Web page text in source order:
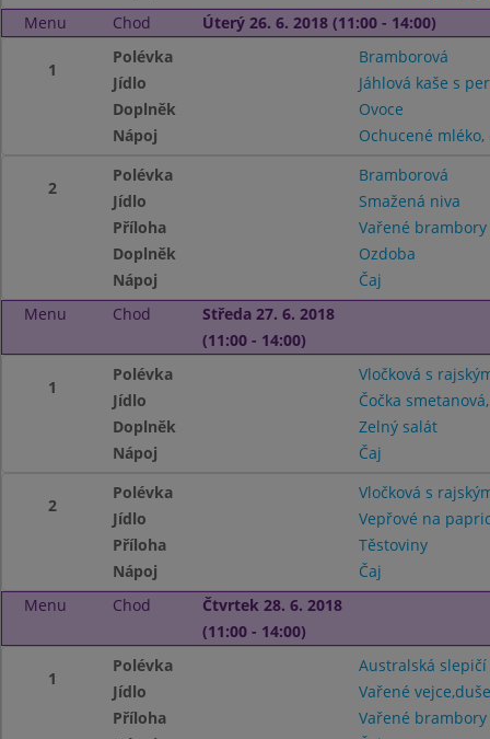
Menu
Chod Úterý 26. 6. 2018 (11:00 - 14:00)
1
Polévka
Bramborová
Jídlo
Jáhlová kaše s
Doplněk
Ovoce
Nápoj
Ochucené mléko,
2
Polévka
Bramborová
Jídlo
Smažená niva
Příloha
Vařené
Doplněk
Ozdoba
Nápoj
Čaj
Menu
Chod
Středa 27. 6. 2018
(11:00 - 14:00)
1
Polévka
Vločková s
Jídlo
Čočka
Doplněk
Zelný salát
Nápoj
Čaj
2
Polévka
Vločková s
Jídlo
Vepřové na
Příloha
Těstoviny
Nápoj
Čaj
Menu
Chod
Čtvrtek 28. 6. 2018
(11:00 - 14:00)
1
Polévka
Australská slepičí
Jídlo
Vařené
Příloha
Vařené brambory